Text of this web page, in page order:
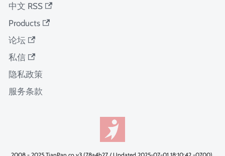
中文 RSS
Products
论坛
私信
隐私政策
服务条款